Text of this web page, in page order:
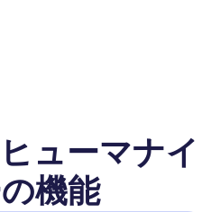
ューマナイ
機能